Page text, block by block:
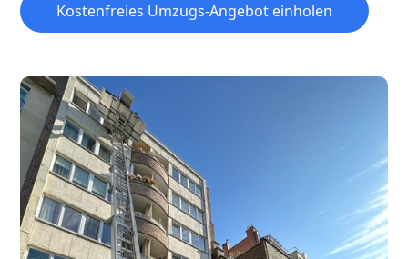
Kostenfreies Umzugs-Angebot einholen